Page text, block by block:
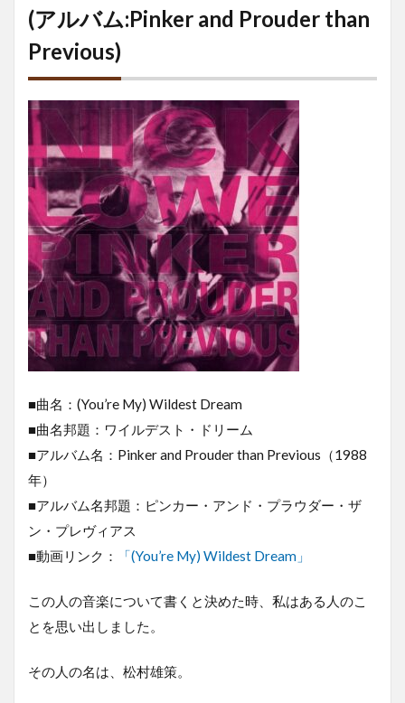
(アルバム:Pinker and Prouder than
Previous)
■曲名：(You’re My) Wildest Dream
■曲名邦題：ワイルデスト・ドリーム
■アルバム名：Pinker and Prouder than Previous（1988
年）
■アルバム名邦題：ピンカー・アンド・プラウダー・ザ
ン・プレヴィアス
■動画リンク：
「(You’re My) Wildest Dream」
この人の音楽について書くと決めた時、私はある人のこ
とを思い出しました。
その人の名は、松村雄策。